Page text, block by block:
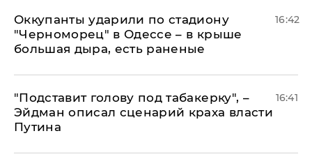
Оккупанты ударили по стадиону
"Черноморец" в Одессе – в крыше
большая дыра, есть раненые
16:42
​"Подставит голову под табакерку", –
Эйдман описал сценарий краха власти
Путина
16:41